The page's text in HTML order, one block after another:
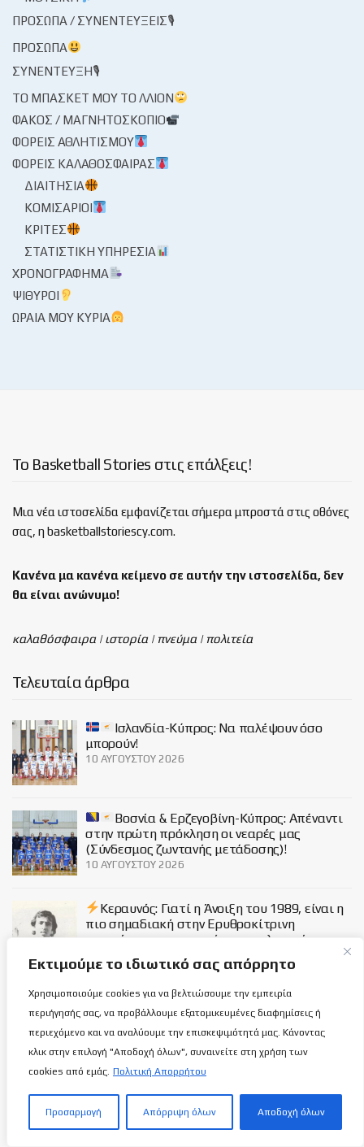
Εκτιμούμε το ιδιωτικό σας απόρρητο
Χρησιμοποιούμε cookies για να βελτιώσουμε την εμπειρία
περιήγησής σας, να προβάλλουμε εξατομικευμένες διαφημίσεις ή
περιεχόμενο και να αναλύουμε την επισκεψιμότητά μας. Κάνοντας
κλικ στην επιλογή "Αποδοχή όλων", συναινείτε στη χρήση των
cookies από εμάς. Πολιτική Απορρήτου
Προσαρμογή Απόρριψη όλων Αποδοχή όλων
ΠΡΌΣΩΠΑ / ΣΥΝΕΝΤΕΎΞΕΙΣ🎙
ΠΡΌΣΩΠΑ
ΣΥΝΈΝΤΕΥΞΗ🎙
ΤΟ ΜΠΆΣΚΕΤ ΜΟΥ ΤΟ ΛΛΊΟΝ
ΦΑΚΌΣ / ΜΑΓΝΗΤΟΣΚΌΠΙΟ
ΦΟΡΕΊΣ ΑΘΛΗΤΙΣΜΟΎ
ΦΟΡΕΊΣ ΚΑΛΑΘΌΣΦΑΙΡΑΣ
ΔΙΑΙΤΗΣΊΑ
ΚΟΜΙΣΆΡΙΟΙ
ΚΡΙΤΈΣ
ΣΤΑΤΙΣΤΙΚΉ ΥΠΗΡΕΣΊΑ
ΧΡΟΝΟΓΡΆΦΗΜΑ
ΨΊΘΥΡΟΙ
ΩΡΑΊΑ ΜΟΥ ΚΥΡΊΑ
Το Basketball Stories στις επάλξεις!
Μια νέα ιστοσελίδα εμφανίζεται σήμερα μπροστά στις οθόνες
σας, η basketballstoriescy.com.
Κανένα μα κανένα κείμενο σε αυτήν την ιστοσελίδα, δεν
θα είναι ανώνυμο!
καλαθόσφαιρα | ιστορία | πνεύμα | πολιτεία
Τελευταία άρθρα
Ισλανδία-Κύπρος: Να παλέψουν όσο
μπορούν!
10 ΑΥΓΟΎΣΤΟΥ 2026
Βοσνία & Ερζεγοβίνη-Κύπρος: Απέναντι
στην πρώτη πρόκληση οι νεαρές μας
(Σύνδεσμος ζωντανής μετάδοσης)!
10 ΑΥΓΟΎΣΤΟΥ 2026
Κεραυνός: Γιατί η Άνοιξη του 1989, είναι η
πιο σημαδιακή στην Ερυθροκίτρινη
αιωνιότητα και ποια ήταν η τελευταία
9 ΑΥΓΟΎΣΤΟΥ 2026
Social
Σχετικά με εμάς